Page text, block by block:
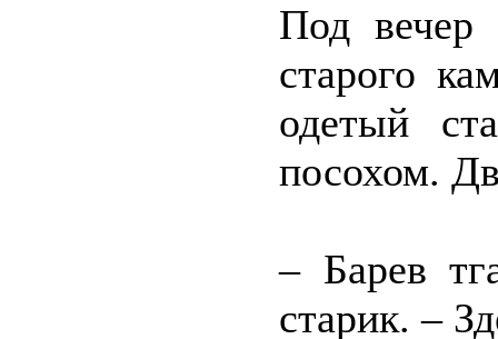
Под вечер
старого
одетый
посохом.
– Барев
старик. –